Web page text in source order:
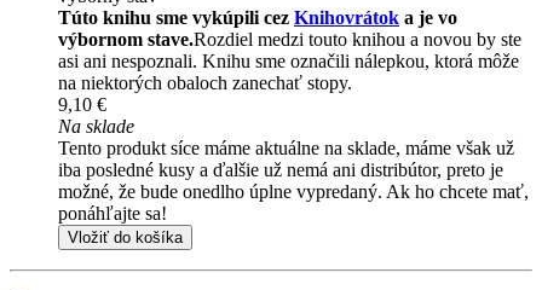
Túto knihu sme vykúpili cez Knihovrátok a je vo
výbornom stave.Rozdiel medzi touto knihou a novou by ste
asi ani nespoznali. Knihu sme označili nálepkou, ktorá môže
na niektorých obaloch zanechať stopy.
9,10 €
Na sklade
Tento produkt síce máme aktuálne na sklade, máme však už
iba posledné kusy a ďalšie už nemá ani distribútor, preto je
možné, že bude onedlho úplne vypredaný. Ak ho chcete mať,
ponáhľajte sa!
Vložiť do košíka